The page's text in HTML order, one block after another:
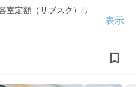
室定額（サブスク）サ
表示